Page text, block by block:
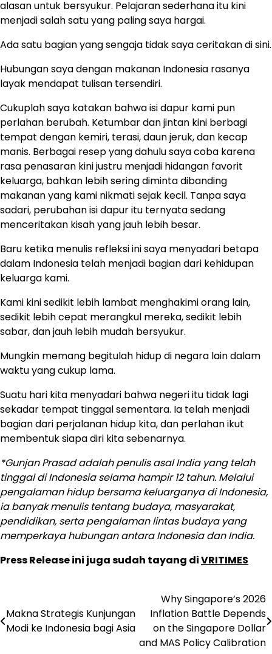
alasan untuk bersyukur. Pelajaran sederhana itu kini
menjadi salah satu yang paling saya hargai.
Ada satu bagian yang sengaja tidak saya ceritakan di sini.
Hubungan saya dengan makanan Indonesia rasanya
layak mendapat tulisan tersendiri.
Cukuplah saya katakan bahwa isi dapur kami pun
perlahan berubah. Ketumbar dan jintan kini berbagi
tempat dengan kemiri, terasi, daun jeruk, dan kecap
manis. Berbagai resep yang dahulu saya coba karena
rasa penasaran kini justru menjadi hidangan favorit
keluarga, bahkan lebih sering diminta dibanding
makanan yang kami nikmati sejak kecil. Tanpa saya
sadari, perubahan isi dapur itu ternyata sedang
menceritakan kisah yang jauh lebih besar.
Baru ketika menulis refleksi ini saya menyadari betapa
dalam Indonesia telah menjadi bagian dari kehidupan
keluarga kami.
Kami kini sedikit lebih lambat menghakimi orang lain,
sedikit lebih cepat merangkul mereka, sedikit lebih
sabar, dan jauh lebih mudah bersyukur.
Mungkin memang begitulah hidup di negara lain dalam
waktu yang cukup lama.
Suatu hari kita menyadari bahwa negeri itu tidak lagi
sekadar tempat tinggal sementara. Ia telah menjadi
bagian dari perjalanan hidup kita, dan perlahan ikut
membentuk siapa diri kita sebenarnya.
*Gunjan Prasad adalah penulis asal India yang telah
tinggal di Indonesia selama hampir 12 tahun. Melalui
pengalaman hidup bersama keluarganya di Indonesia,
ia banyak menulis tentang budaya, masyarakat,
pendidikan, serta pengalaman lintas budaya yang
memperkaya hubungan antara Indonesia dan India.
Press Release ini juga sudah tayang diVRITIMES
pos
Makna Strategis Kunjungan
Modi ke Indonesia bagi Asia
Why Singapore’s 2026
Inflation Battle Depends
on the Singapore Dollar
and MAS Policy Calibration